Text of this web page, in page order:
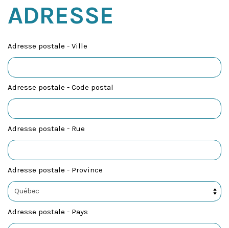
ADRESSE
Adresse postale - Ville
Adresse postale - Code postal
Adresse postale - Rue
Adresse postale - Province
Adresse postale - Pays